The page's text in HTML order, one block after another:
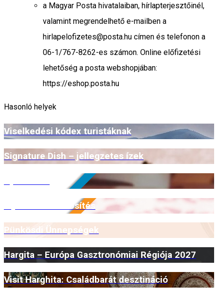
a Magyar Posta hivatalaiban, hírlapterjesztőinél,
valamint megrendelhető e-mailben a
hirlapelofizetes@posta.hu címen és telefonon a
06-1/767-8262-es számon. Online előfizetési
lehetőség a posta webshopjában:
https://eshop.posta.hu
Hasonló helyek
Viselkedési kódex turistáknak
Signature Dish – jellegzetes ízek
Myrmidone minősítés
Pünkösdi Ünnepségek
Hargita – Európa Gasztronómiai Régiója 2027
Visit Harghita: Családbarát desztináció